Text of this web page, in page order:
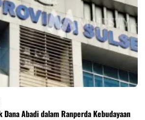
Dana Abadi dalam Ranperda Kebudayaan